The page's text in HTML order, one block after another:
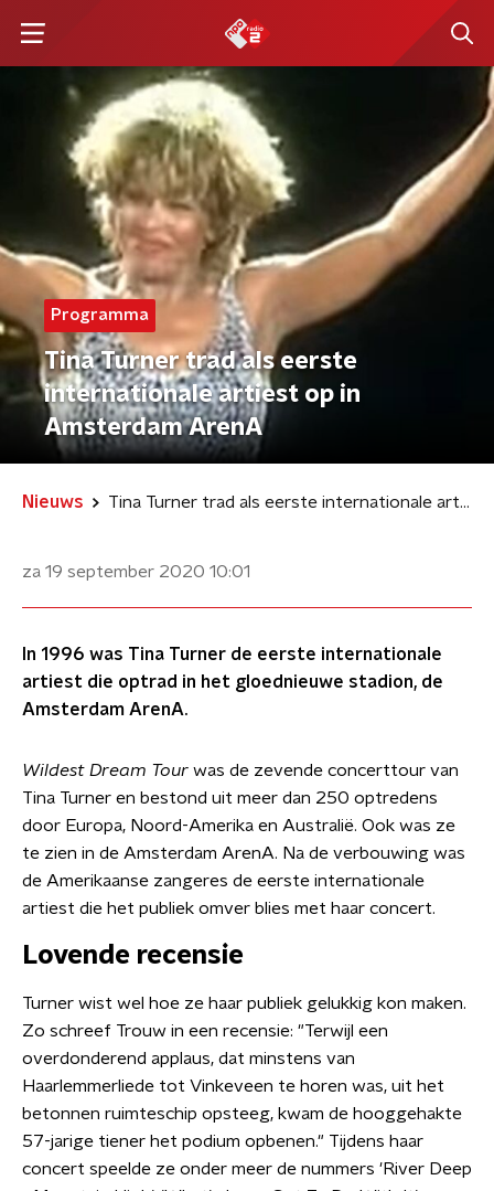
Programma
Tina Turner trad als eerste
internationale artiest op in
Amsterdam ArenA
Nieuws Tina Turner trad als eerste internationale artiest op in Amsterdam ArenA
za 19 september 2020 10:01
In 1996 was Tina Turner de eerste internationale
artiest die optrad in het gloednieuwe stadion, de
Amsterdam ArenA.
Wildest Dream Tour was de zevende concerttour van
Tina Turner en bestond uit meer dan 250 optredens
door Europa, Noord-Amerika en Australië. Ook was ze
te zien in de Amsterdam ArenA. Na de verbouwing was
de Amerikaanse zangeres de eerste internationale
artiest die het publiek omver blies met haar concert.
Lovende recensie
Turner wist wel hoe ze haar publiek gelukkig kon maken.
Zo schreef Trouw in een recensie: "Terwijl een
overdonderend applaus, dat minstens van
Haarlemmerliede tot Vinkeveen te horen was, uit het
betonnen ruimteschip opsteeg, kwam de hooggehakte
57-jarige tiener het podium opbenen." Tijdens haar
concert speelde ze onder meer de nummers 'River Deep